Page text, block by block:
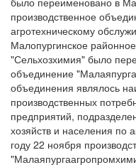
производственное
агротехническому
Малопургинское
"Сельхозхимия" было
объединение
объединения являлось
производственных
предприятий,
хозяйств и населения по
году 22 ноября